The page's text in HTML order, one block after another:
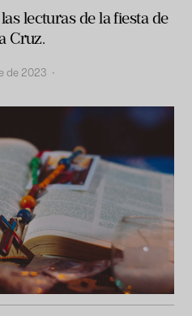
lecturas de la fiesta de
Cruz.
de 2023 ·